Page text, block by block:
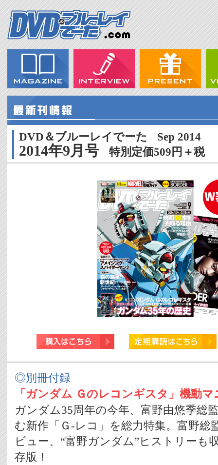
DVD＆ブルーレイでーた Sep 2014
2014年9月号 特別定価509円＋税
◎別冊付録
「ガンダム Ｇのレコンギスタ」機動
ガンダム35周年の今年、富野由悠季総
む新作「Ｇ-レコ」を総力特集。富野総
ビュー、“富野ガンダム”ヒストリーも
存版！